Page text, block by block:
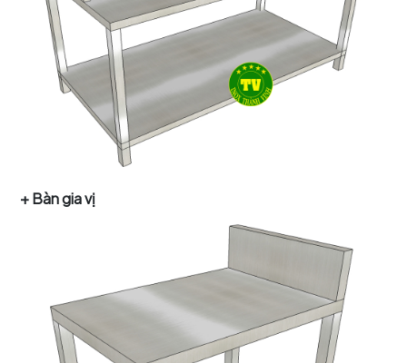
+ Bàn gia vị